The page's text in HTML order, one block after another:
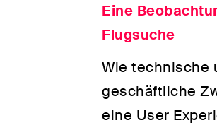
Eine
Flugsuche
Wie technische
geschäftliche
eine User